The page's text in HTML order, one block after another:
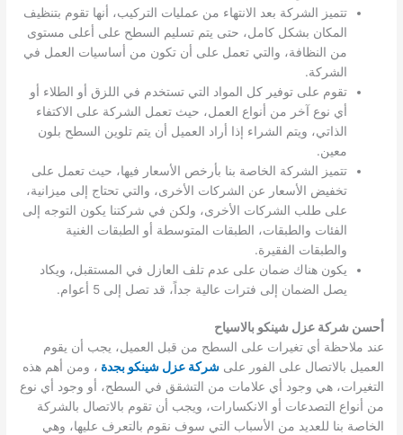
تتميز الشركة بعد الانتهاء من عمليات التركيب، أنها تقوم بتنظيف
المكان بشكل كامل، حتى يتم تسليم السطح على أعلى مستوى
من النظافة، والتي تعمل على أن تكون من أساسيات العمل في
الشركة.
تقوم على توفير كل المواد التي تستخدم في اللزق أو الطلاء أو
أي نوع آخر من أنواع العمل، حيث تعمل الشركة على الاكتفاء
الذاتي، ويتم الشراء إذا أراد العميل أن يتم تلوين السطح بلون
معين.
تتميز الشركة الخاصة بنا بأرخص الأسعار فيها، حيث تعمل على
تخفيض الأسعار عن الشركات الأخرى، والتي تحتاج إلى ميزانية،
على طلب الشركات الأخرى، ولكن في شركتنا يكون التوجه إلى
الفئات والطبقات، الطبقات المتوسطة أو الطبقات الغنية
والطبقات الفقيرة.
يكون هناك ضمان على عدم تلف العازل في المستقبل، ويكاد
يصل الضمان إلى فترات عالية جداً، قد تصل إلى 5 أعوام.
أحسن شركة عزل شينكو بالاسياح
عند ملاحظة أي تغيرات على السطح من قبل العميل، يجب أن يقوم
العميل بالاتصال على الفور علىشركة عزل شينكو بجدة ، ومن أهم هذه
التغيرات، هي وجود أي علامات من التشقق في السطح، أو وجود أي نوع
من أنواع التصدعات أو الانكسارات، ويجب أن تقوم بالاتصال بالشركة
الخاصة بنا للعديد من الأسباب التي سوف نقوم بالتعرف عليها، وهي